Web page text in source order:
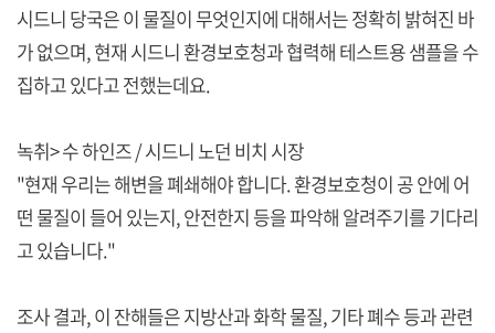
시드니 당국은 이 물질이 무엇인지에 대해서는 정확히 밝혀진 바
가 없으며, 현재 시드니 환경보호청과 협력해 테스트용 샘플을 수
집하고 있다고 전했는데요.
녹취> 수 하인즈 / 시드니 노던 비치 시장
"현재 우리는 해변을 폐쇄해야 합니다. 환경보호청이 공 안에 어
떤 물질이 들어 있는지, 안전한지 등을 파악해 알려주기를 기다리
고 있습니다."
조사 결과, 이 잔해들은 지방산과 화학 물질, 기타 폐수 등과 관련